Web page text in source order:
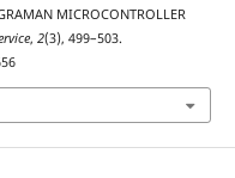
MICROCONTROLLER
, 2(3), 499–503.